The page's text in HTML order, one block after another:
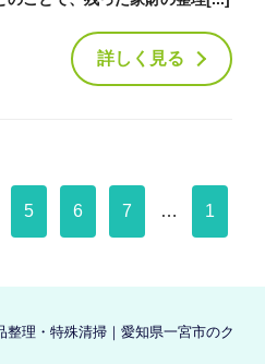
詳しく見る
5 6 7 … 1
整理・特殊清掃｜愛知県一宮市のクリ